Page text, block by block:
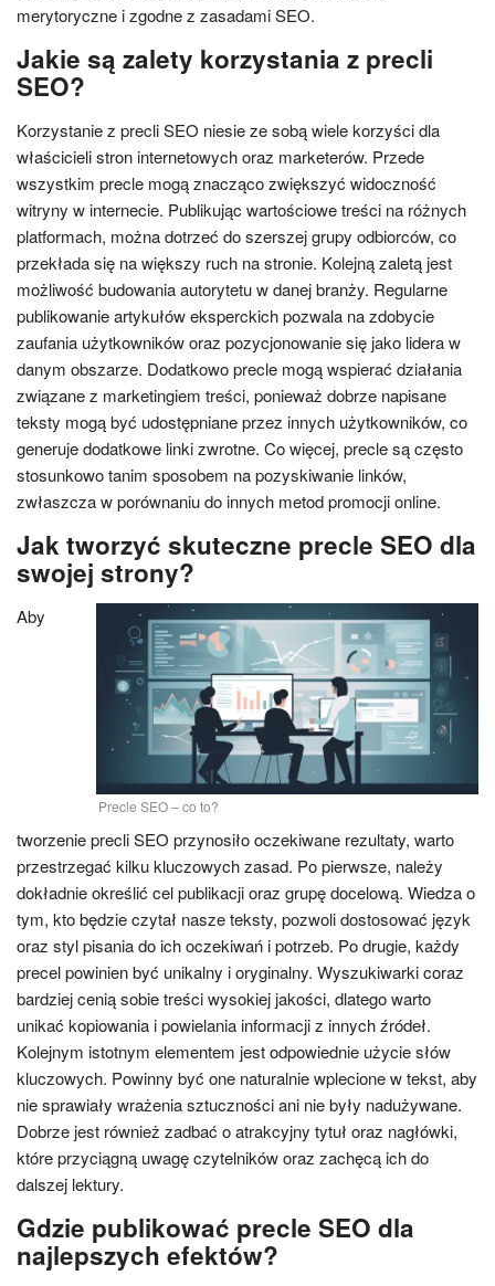
merytoryczne i zgodne z zasadami SEO.
Jakie są zalety korzystania z precli
SEO?
Korzystanie z precli SEO niesie ze sobą wiele korzyści dla
właścicieli stron internetowych oraz marketerów. Przede
wszystkim precle mogą znacząco zwiększyć widoczność
witryny w internecie. Publikując wartościowe treści na różnych
platformach, można dotrzeć do szerszej grupy odbiorców, co
przekłada się na większy ruch na stronie. Kolejną zaletą jest
możliwość budowania autorytetu w danej branży. Regularne
publikowanie artykułów eksperckich pozwala na zdobycie
zaufania użytkowników oraz pozycjonowanie się jako lidera w
danym obszarze. Dodatkowo precle mogą wspierać działania
związane z marketingiem treści, ponieważ dobrze napisane
teksty mogą być udostępniane przez innych użytkowników, co
generuje dodatkowe linki zwrotne. Co więcej, precle są często
stosunkowo tanim sposobem na pozyskiwanie linków,
zwłaszcza w porównaniu do innych metod promocji online.
Jak tworzyć skuteczne precle SEO dla
swojej strony?
Precle SEO – co to?
Aby
tworzenie precli SEO przynosiło oczekiwane rezultaty, warto
przestrzegać kilku kluczowych zasad. Po pierwsze, należy
dokładnie określić cel publikacji oraz grupę docelową. Wiedza o
tym, kto będzie czytał nasze teksty, pozwoli dostosować język
oraz styl pisania do ich oczekiwań i potrzeb. Po drugie, każdy
precel powinien być unikalny i oryginalny. Wyszukiwarki coraz
bardziej cenią sobie treści wysokiej jakości, dlatego warto
unikać kopiowania i powielania informacji z innych źródeł.
Kolejnym istotnym elementem jest odpowiednie użycie słów
kluczowych. Powinny być one naturalnie wplecione w tekst, aby
nie sprawiały wrażenia sztuczności ani nie były nadużywane.
Dobrze jest również zadbać o atrakcyjny tytuł oraz nagłówki,
które przyciągną uwagę czytelników oraz zachęcą ich do
dalszej lektury.
Gdzie publikować precle SEO dla
najlepszych efektów?